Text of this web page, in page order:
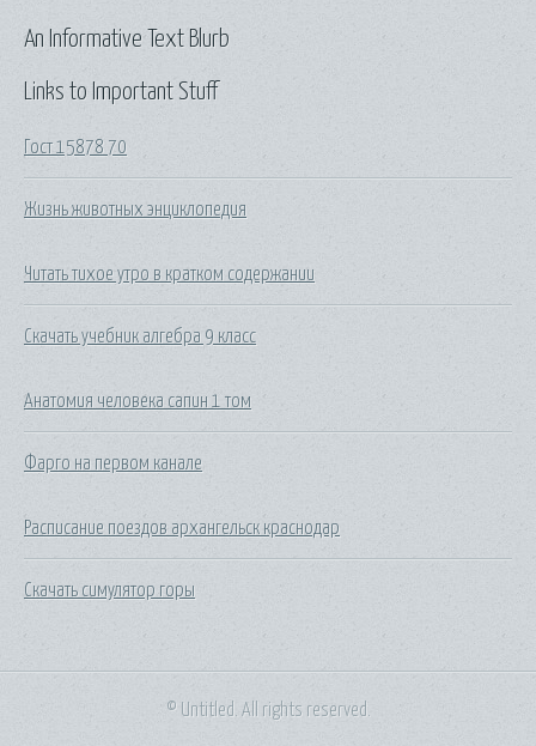
Links to Important Stuff
Гост 15878 70
Жизнь животных энциклопедия
Читать тихое утро в кратком содержании
Скачать учебник алгебра 9 класс
Анатомия человека сапин 1 том
Фарго на первом канале
Расписание поездов архангельск краснодар
Скачать симулятор горы
An Informative Text Blurb
© Untitled. All rights reserved.